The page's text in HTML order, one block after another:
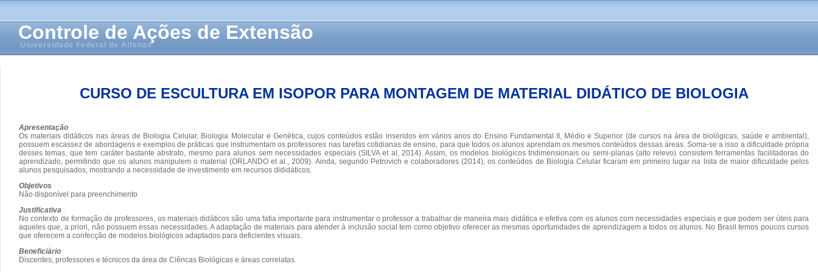
Controle de Ações de Extensão
Universidade Federal de Alfenas
CURSO DE ESCULTURA EM ISOPOR PARA MONTAGEM DE MATERIAL DIDÁTICO DE BIOLOGIA
Apresentação
Os materiais didáticos nas áreas de Biologia Celular, Biologia Molecular e Genética, cujos conteúdos estão inseridos em vários anos do Ensino Fundamental II, Médio e Superior (de cursos na área de biológicas, saúde e ambiental),
possuem escassez de abordagens e exemplos de práticas que instrumentam os professores nas tarefas cotidianas de ensino, para que todos os alunos aprendam os mesmos conteúdos dessas áreas. Soma-se a isso a dificuldade própria
desses temas, que tem caráter bastante abstrato, mesmo para alunos sem necessidades especiais (SILVA et al, 2014). Assim, os modelos biológicos tridimensionais ou semi-planas (alto relevo) consistem ferramentas facilitadoras do
aprendizado, permitindo que os alunos manipulem o material (ORLANDO et al., 2009). Ainda, segundo Petrovich e colaboradores (2014), os conteúdos de Biologia Celular ficaram em primeiro lugar na lista de maior dificuldade pelos
alunos pesquisados, mostrando a necessidade de investimento em recursos dididáticos.
Objetivos
Não disponível para preenchimento
Justificativa
No contexto de formação de professores, os materiais didáticos são uma fatia importante para instrumentar o professor a trabalhar de maneira mais didática e efetiva com os alunos com necessidades especiais e que podem ser úteis para
aqueles que, a priori, não possuem essas necessidades. A adaptação de materiais para atender à inclusão social tem como objetivo oferecer as mesmas oportunidades de aprendizagem a todos os alunos. No Brasil temos poucos cursos
que oferecem a confecção de modelos biológicos adaptados para deficientes visuais.
Beneficiário
Discentes, professores e técnicos da área de Ciêncas Biológicas e áreas correlatas.